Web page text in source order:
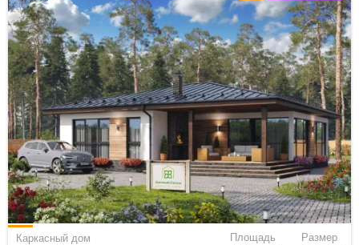
Каркасный дом Площадь Размер